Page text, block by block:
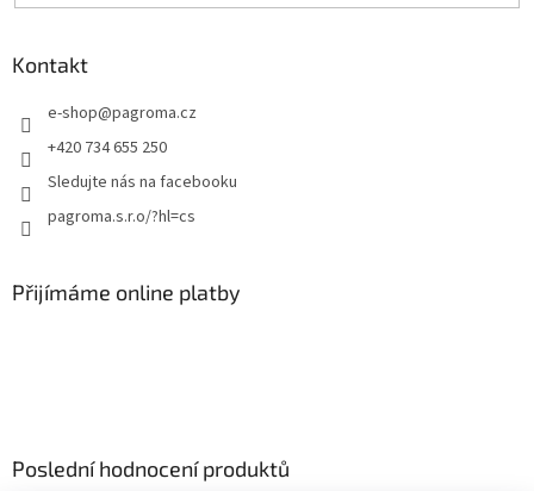
Kontakt
e-shop@pagroma.cz
+420 734 655 250
Sledujte nás na facebooku
pagroma.s.r.o/?hl=cs
Přijímáme online platby
Poslední hodnocení produktů